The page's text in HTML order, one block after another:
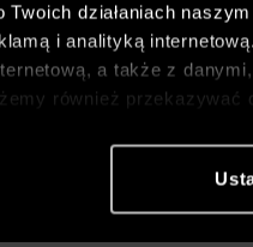
Twoich działaniach
i analityką
a także z
również
informacje
aktywności oraz
trwałość,